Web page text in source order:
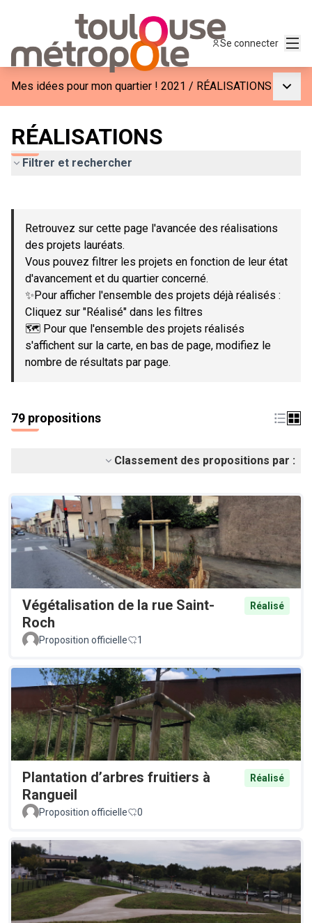
Se connecter
Mes idées pour mon quartier ! 2021 / RÉALISATIONS
RÉALISATIONS
Filtrer et rechercher
−
Retrouvez sur cette page l'avancée des réalisations
des projets lauréats.
Vous pouvez filtrer les projets en fonction de leur état
d'avancement et du quartier concerné.
✨Pour afficher l'ensemble des projets déjà réalisés :
Cliquez sur "Réalisé" dans les filtres
🗺️ Pour que l'ensemble des projets réalisés
s'affichent sur la carte, en bas de page, modifiez le
nombre de résultats par page.
79 propositions
Classement des propositions par :
Végétalisation de la rue Saint-
Roch
Réalisé
Proposition officielle 1
Plantation d’arbres fruitiers à
Rangueil
Réalisé
Proposition officielle 0